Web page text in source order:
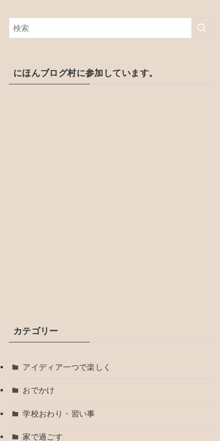
にほんブログ村に参加しています。
カテゴリー
アイディア一つで楽しく
おでかけ
学校おわり・習い事
家で過ごす